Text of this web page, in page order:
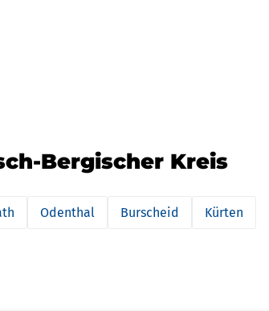
Bergischer Kreis
Odenthal Burscheid Kürten